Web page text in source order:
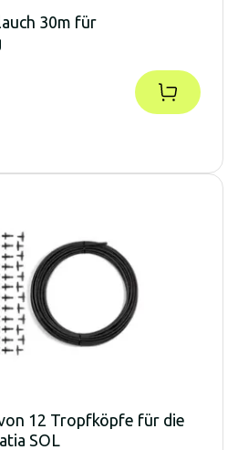
30m für
12 Tropfköpfe für die
SOL